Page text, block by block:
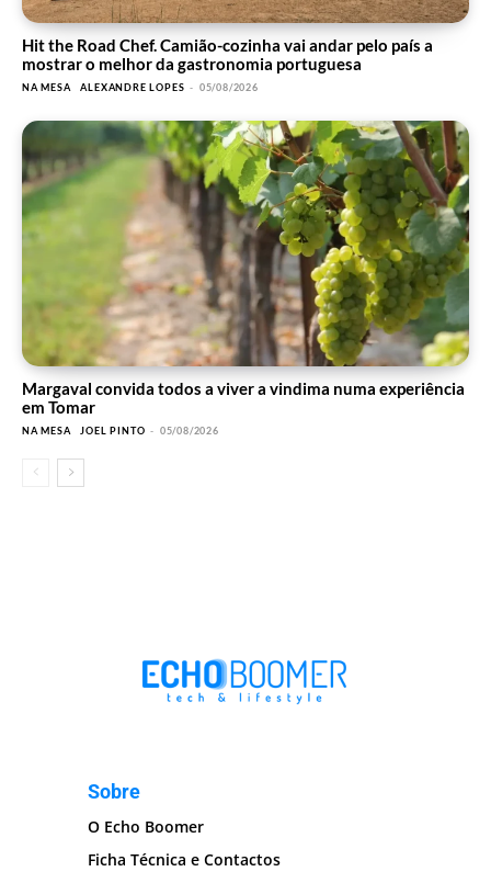
Hit the Road Chef. Camião-cozinha vai andar pelo país a
mostrar o melhor da gastronomia portuguesa
NA MESA ALEXANDRE LOPES - 05/08/2026
Margaval convida todos a viver a vindima numa experiência
em Tomar
NA MESA JOEL PINTO - 05/08/2026
Sobre
O Echo Boomer
Ficha Técnica e Contactos